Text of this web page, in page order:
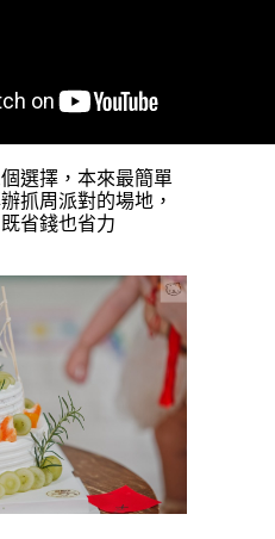
選擇，本來最簡單
抓周派對的場地，
省錢也省力